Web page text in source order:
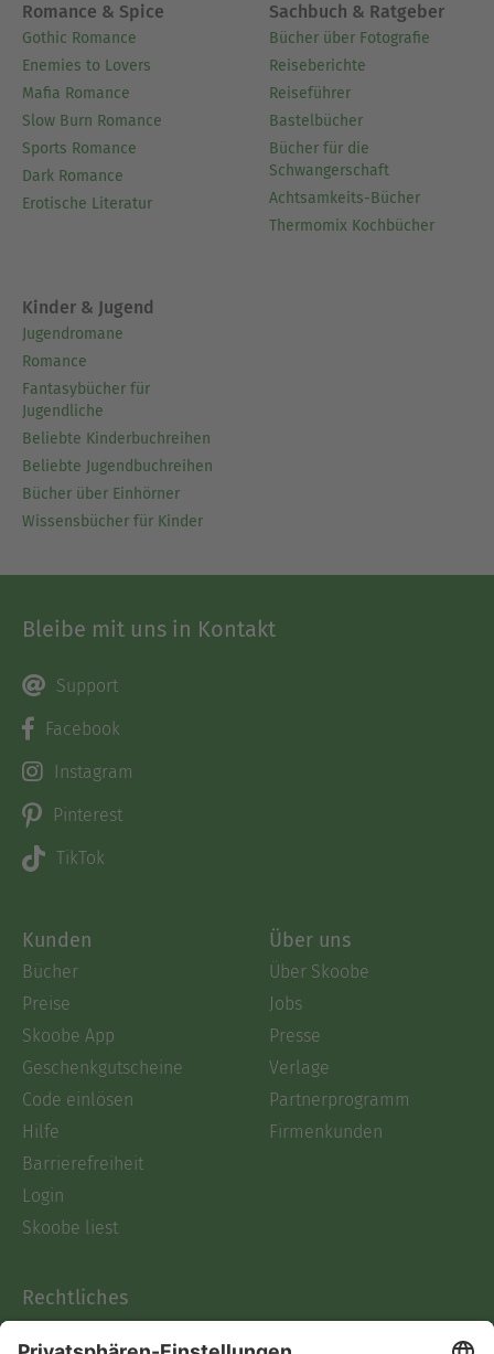
Romance & Spice
Gothic Romance
Enemies to Lovers
Mafia Romance
Slow Burn Romance
Sports Romance
Dark Romance
Erotische Literatur
Sachbuch & Ratgeber
Bücher über Fotografie
Reiseberichte
Reiseführer
Bastelbücher
Bücher für die
Schwangerschaft
Achtsamkeits-Bücher
Thermomix Kochbücher
Kinder & Jugend
Jugendromane
Romance
Fantasybücher für
Jugendliche
Beliebte Kinderbuchreihen
Beliebte Jugendbuchreihen
Bücher über Einhörner
Wissensbücher für Kinder
Bleibe mit uns in Kontakt
Support
Facebook
Instagram
Pinterest
TikTok
Kunden
Bücher
Preise
Skoobe App
Geschenkgutscheine
Code einlösen
Hilfe
Barrierefreiheit
Login
Skoobe liest
Über uns
Über Skoobe
Jobs
Presse
Verlage
Partnerprogramm
Firmenkunden
Rechtliches